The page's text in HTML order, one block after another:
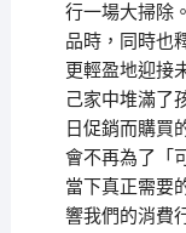
行一場大掃除
品時，同時也
更輕盈地迎接
己家中堆滿了
日促銷而購買
會不再為了「
當下真正需要
響我們的消費